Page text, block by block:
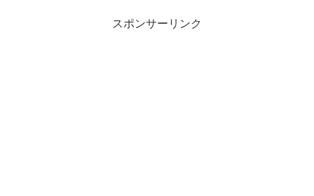
スポンサーリンク